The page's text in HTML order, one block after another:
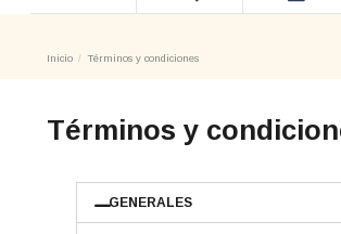
Inicio Términos y condiciones
Términos y
GENERALES